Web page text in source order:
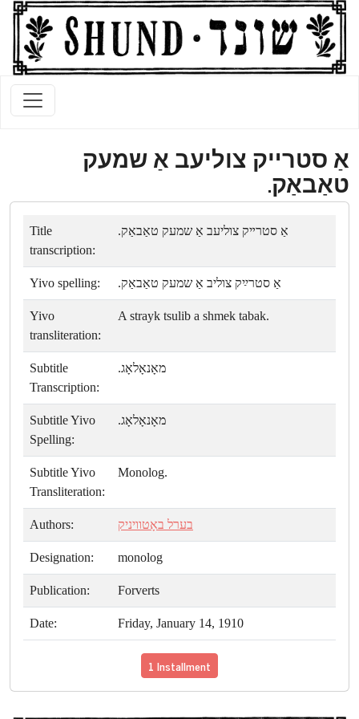
אַ סטרײק צוליעב אַ שמעק
טאַבאַק.
Title
transcription:
אַ סטרײק צוליעב אַ שמעק טאַבאַק.
Yivo spelling: אַ סטרײַק צוליב אַ שמעק טאַבאַק.
Yivo
transliteration:
A strayk tsulib a shmek tabak.
Subtitle
Transcription:
מאָנאָלאָג.
Subtitle Yivo
Spelling:
מאָנאָלאָג.
Subtitle Yivo
Transliteration:
Monolog.
Authors: בערל באָטוויניק
Designation: monolog
Publication: Forverts
Date: Friday, January 14, 1910
1 Installment